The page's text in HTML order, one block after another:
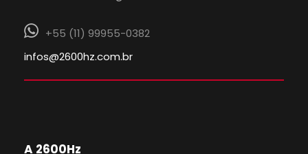
+55 (11) 99955-0382
infos@2600hz.com.br
A 2600Hz